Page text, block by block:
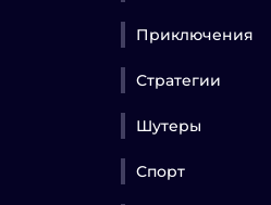
Приключения
Стратегии
Шутеры
Спорт